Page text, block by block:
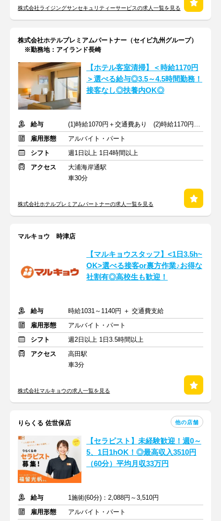
株式会社ライジングサンセキュリティーサービスの求人一覧を見る
株式会社ホテルプレミアムパートナー（セイビ九州グループ）
※勤務地：アイランド長崎
【ホテル客室清掃】＜時給1170円
＞選べる給与◎3.5～4.5時間勤務！
接客なし◎扶養内OK◎
給与
(1)時給1070円＋交通費あり (2)時給1170円＋交通費なし
雇用形態
アルバイト・パート
シフト
週1日以上 1日4時間以上
アクセス
大浦海岸通駅
車30分
株式会社ホテルプレミアムパートナーの求人一覧を見る
マルキョウ 時津店
【マルキョウスタッフ】<1日3.5h~
OK>選べる接客or裏方作業♪お得な
社割有◎高校生も歓迎！
給与
時給1031～1140円 ＋ 交通費支給
雇用形態
アルバイト・パート
シフト
週2日以上 1日3.5時間以上
アクセス
高田駅
車3分
株式会社マルキョウの求人一覧を見る
りらくる 佐世保店 他の店舗
【セラピスト】未経験歓迎！週0～
5、1日1hOK！◎最高収入3510円
（60分）平均月収33万円
給与
1施術(60分)：2,088円～3,510円
雇用形態
アルバイト・パート